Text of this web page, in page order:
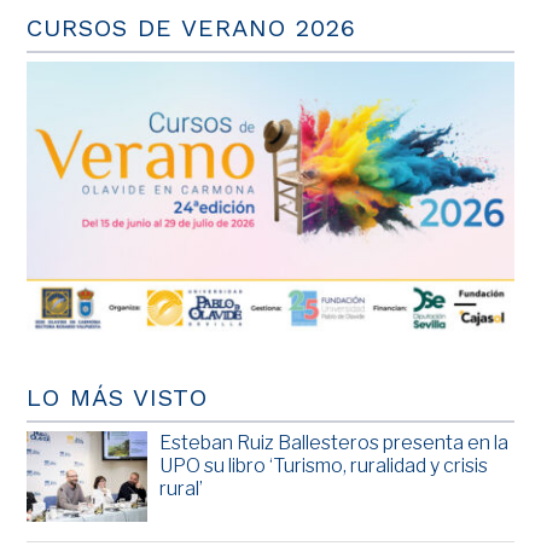
CURSOS DE VERANO 2026
LO MÁS VISTO
Esteban Ruiz Ballesteros presenta en la
UPO su libro ‘Turismo, ruralidad y crisis
rural’